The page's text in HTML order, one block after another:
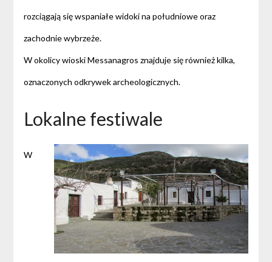
rozciągają się wspaniałe widoki na południowe oraz
zachodnie wybrzeże.
W okolicy wioski Messanagros znajduje się również kilka,
oznaczonych odkrywek archeologicznych.
Lokalne festiwale
W